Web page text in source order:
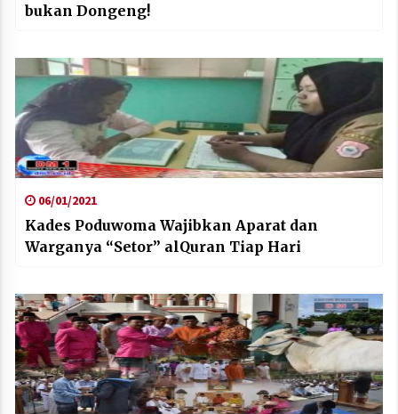
bukan Dongeng!
06/01/2021
Kades Poduwoma Wajibkan Aparat dan
Warganya “Setor” alQuran Tiap Hari